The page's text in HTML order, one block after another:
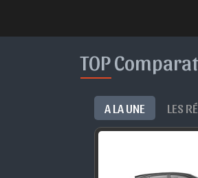
TOP
A LA UNE LES